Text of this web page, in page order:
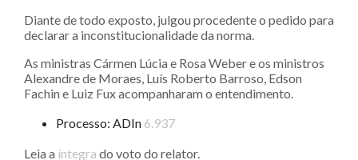
Diante de todo exposto, julgou procedente o pedido para
declarar a inconstitucionalidade da norma.
As ministras Cármen Lúcia e Rosa Weber e os ministros
Alexandre de Moraes, Luís Roberto Barroso, Edson
Fachin e Luiz Fux acompanharam o entendimento.
Processo: ADIn 6.937
Leia a íntegra do voto do relator.